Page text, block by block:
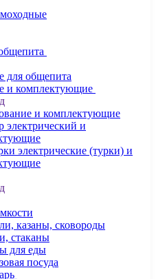
для общепита
и комплектующие
и комплектующие
электрический и
электрические (турки) и
казаны, сковороды
стаканы
для еды
посуда